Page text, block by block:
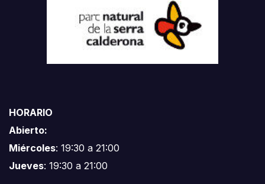
HORARIO
Abierto:
Miércoles: 19:30 a 21:00
Jueves: 19:30 a 21:00